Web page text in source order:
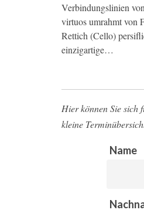
Verbindungslinien
virtuos umrahmt von
Rettich (Cello)
einzigartige…
Hier können Sie sich
kleine
Name